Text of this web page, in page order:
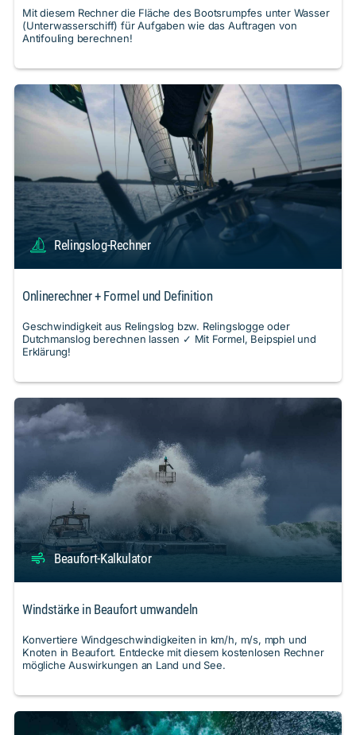
Mit diesem Rechner die Fläche des Bootsrumpfes unter Wasser
(Unterwasserschiff) für Aufgaben wie das Auftragen von
Antifouling berechnen!
Relingslog-Rechner
Onlinerechner + Formel und Definition
Geschwindigkeit aus Relingslog bzw. Relingslogge oder
Dutchmanslog berechnen lassen ✓ Mit Formel, Beipspiel und
Erklärung!
Beaufort-Kalkulator
Windstärke in Beaufort umwandeln
Konvertiere Windgeschwindigkeiten in km/h, m/s, mph und
Knoten in Beaufort. Entdecke mit diesem kostenlosen Rechner
mögliche Auswirkungen an Land und See.